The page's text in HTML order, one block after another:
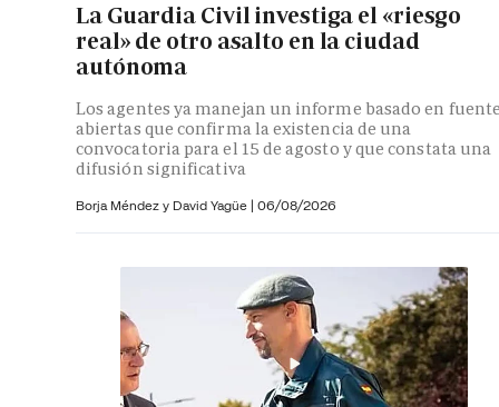
La Guardia Civil investiga el «riesgo
real» de otro asalto en la ciudad
autónoma
Los agentes ya manejan un informe basado en
abiertas que confirma la existencia de una
convocatoria para el 15 de agosto y que constata una
difusión significativa
Borja Méndez y David Yagüe | 06/08/2026